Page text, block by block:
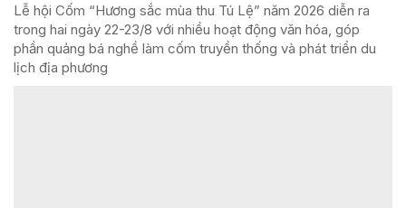
Lễ hội Cốm “Hương sắc mùa thu Tú Lệ” năm 2026 diễn ra
trong hai ngày 22-23/8 với nhiều hoạt động văn hóa, góp
phần quảng bá nghề làm cốm truyền thống và phát triển du
lịch địa phương